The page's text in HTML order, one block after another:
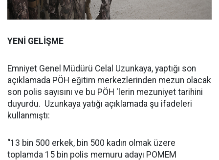
YENİ GELİŞME
Emniyet Genel Müdürü Celal Uzunkaya, yaptığı son
açıklamada PÖH eğitim merkezlerinden mezun olacak
son polis sayısını ve bu PÖH 'lerin mezuniyet tarihini
duyurdu. Uzunkaya yatığı açıklamada şu ifadeleri
kullanmıştı:
“13 bin 500 erkek, bin 500 kadın olmak üzere
toplamda 15 bin polis memuru adayı POMEM